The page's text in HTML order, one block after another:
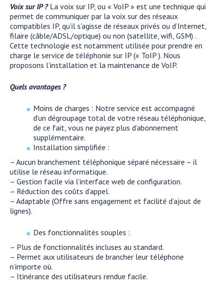
Voix sur IP ?La voix sur IP, ou « VoIP » est une technique qui
permet de communiquer par la voix sur des réseaux
compatibles IP, qu’il s’agisse de réseaux privés ou d’Internet,
filaire (câble/ADSL/optique) ou non (satellite, wifi, GSM) .
Cette technologie est notamment utilisée pour prendre en
charge le service de téléphonie sur IP (« ToIP ). Nous
proposons l’installation et la maintenance de VoIP.
Quels avantages ?
Moins de charges : Notre service est accompagné
d’un dégroupage total de votre réseau téléphonique,
de ce fait, vous ne payez plus d’abonnement
supplémentaire.
Installation simplifiée :
– Aucun branchement téléphonique séparé nécessaire – il
utilise le réseau informatique.
– Gestion facile via l’interface web de configuration.
– Réduction des coûts d’appel.
– Adaptable (Offre sans engagement et facilité d’ajout de
lignes).
Des fonctionnalités souples :
– Plus de fonctionnalités incluses au standard.
– Permet aux utilisateurs de brancher leur téléphone
n’importe où.
– Itinérance des utilisateurs rendue facile.